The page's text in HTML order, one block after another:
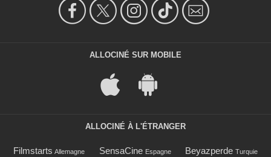
ALLOCINÉ SUR MOBILE
ALLOCINÉ À L'ÉTRANGER
Filmstarts Allemagne SensaCine Espagne Beyazperde Turquie